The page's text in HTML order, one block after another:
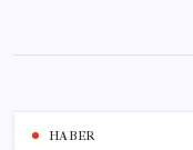
content
HABER